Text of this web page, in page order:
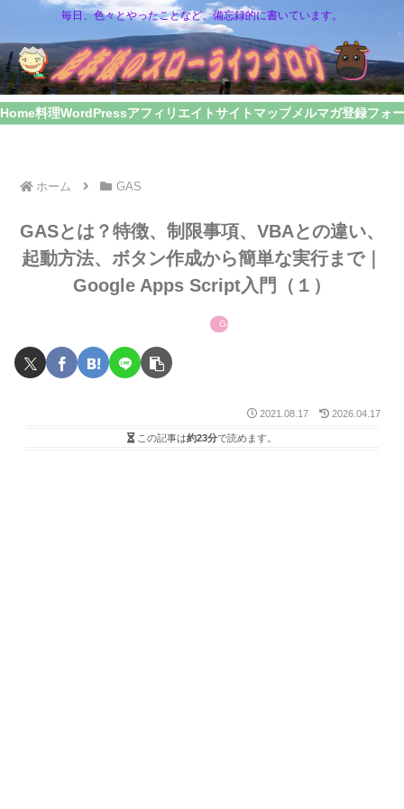
毎日、色々とやったことなど、備忘録的に書いています。
Home料理WordPressアフィリエイトサイトマップメルマガ登録フォ
ホーム GAS
GASとは？特徴、制限事項、VBAとの違い、
起動方法、ボタン作成から簡単な実行まで｜
Google Apps Script入門（１）
GAS
2021.08.17 2026.04.17
この記事は約23分で読めます。